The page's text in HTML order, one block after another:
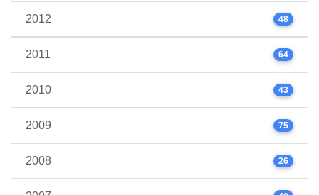
2012 48
2011 64
2010 43
2009 75
2008 26